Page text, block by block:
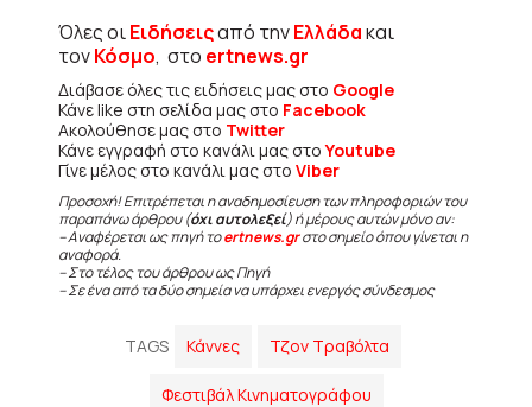
Όλες οιΕιδήσειςαπό τηνΕλλάδακαι
τονΚόσμο, στο ertnews.gr
Διάβασε όλες τις ειδήσεις μας στο Google
Κάνε like στη σελίδα μας στο Facebook
Ακολούθησε μας στο Twitter
Κάνε εγγραφή στο κανάλι μας στοYoutube
Γίνε μέλος στο κανάλι μας στο Viber
Προσοχή! Επιτρέπεται η αναδημοσίευση των πληροφοριών του
παραπάνω άρθρου (όχι αυτολεξεί) ή μέρους αυτών μόνο αν:
– Αναφέρεται ως πηγή τοertnews.grστο σημείο όπου γίνεται η
αναφορά.
– Στο τέλος του άρθρου ως Πηγή
– Σε ένα από τα δύο σημεία να υπάρχει ενεργός σύνδεσμος
TAGS Κάννες Τζον Τραβόλτα
Φεστιβάλ Κινηματογράφου